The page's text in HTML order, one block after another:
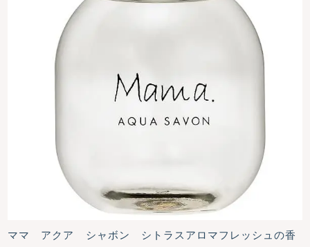
ママ アクア シャボン シトラスアロマフレッシュの香